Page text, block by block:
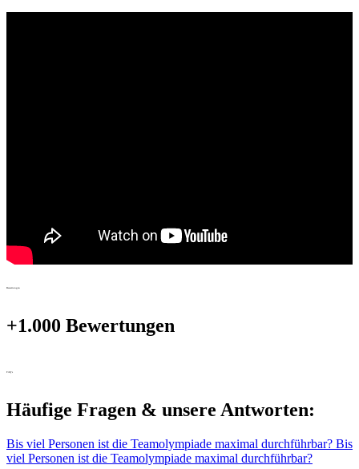
Bewertungen
+1.000 Bewertungen
FAQ's
Häufige Fragen & unsere Antworten:
Bis viel Personen ist die Teamolympiade maximal durchführbar? Bis
viel Personen ist die Teamolympiade maximal durchführbar?